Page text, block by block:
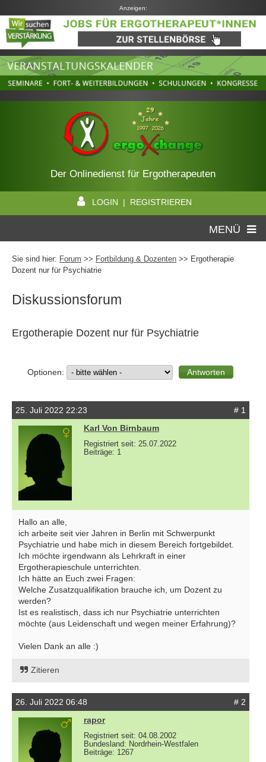
Anzeigen:
Der Onlinedienst für Ergotherapeuten
LOGIN | REGISTRIEREN
MENÜ
Sie sind hier: Forum >> Fortbildung & Dozenten >> Ergotherapie
Dozent nur für Psychiatrie
Diskussionsforum
Ergotherapie Dozent nur für Psychiatrie
Optionen:
25. Juli 2022 22:23
# 1
Karl Von Birnbaum
Registriert seit: 25.07.2022
Beiträge: 1
Hallo an alle,
ich arbeite seit vier Jahren in Berlin mit Schwerpunkt
Psychiatrie und habe mich in diesem Bereich fortgebildet.
Ich möchte irgendwann als Lehrkraft in einer
Ergotherapieschule unterrichten.
Ich hätte an Euch zwei Fragen:
Welche Zusatzqualifikation brauche ich, um Dozent zu
werden?
Ist es realistisch, dass ich nur Psychiatrie unterrichten
möchte (aus Leidenschaft und wegen meiner Erfahrung)?
Vielen Dank an alle :)
Zitieren
26. Juli 2022 06:48
# 2
rapor
Registriert seit: 04.08.2002
Bundesland: Nordrhein-Westfalen
Beiträge: 1267